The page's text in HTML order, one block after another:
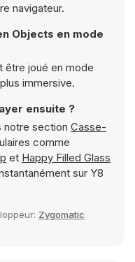
navigateur.
Objects en mode
être joué en mode
immersive.
ensuite ?
notre section Casse-
comme
et Happy Filled Glass
sur Y8
Zygomatic